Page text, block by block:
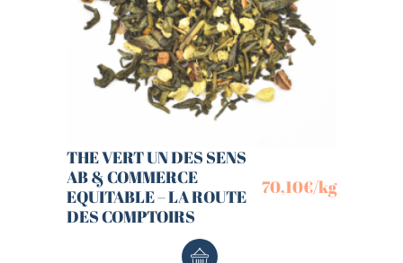
THE VERT UN DES SENS
AB & COMMERCE
EQUITABLE – LA ROUTE
DES COMPTOIRS
70,10€/kg